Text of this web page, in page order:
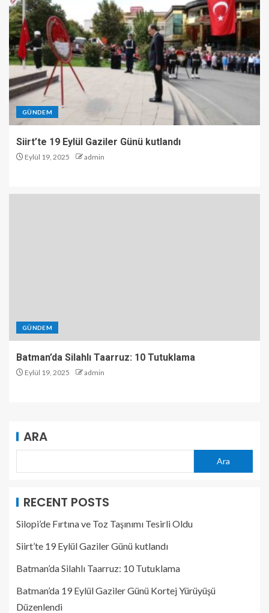
GÜNDEM
Siirt’te 19 Eylül Gaziler Günü kutlandı
Eylül 19, 2025 admin
GÜNDEM
Batman’da Silahlı Taarruz: 10 Tutuklama
Eylül 19, 2025 admin
ARA
Ara
RECENT POSTS
Silopi’de Fırtına ve Toz Taşınımı Tesirli Oldu
Siirt’te 19 Eylül Gaziler Günü kutlandı
Batman’da Silahlı Taarruz: 10 Tutuklama
Batman’da 19 Eylül Gaziler Günü Kortej Yürüyüşü
Düzenlendi